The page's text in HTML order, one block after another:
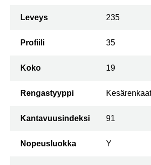
Leveys 235
Profiili 35
Koko 19
Rengastyyppi Kesärenkaat
Kantavuusindeksi 91
Nopeusluokka Y